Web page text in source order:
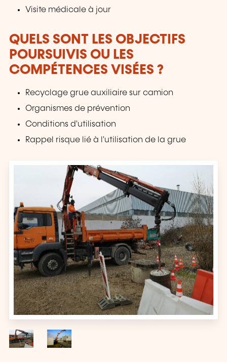
Visite médicale à jour
QUELS SONT LES OBJECTIFS
POURSUIVIS OU LES
COMPÉTENCES VISÉES ?
Recyclage grue auxiliaire sur camion
Organismes de prévention
Conditions d'utilisation
Rappel risque lié à l'utilisation de la grue